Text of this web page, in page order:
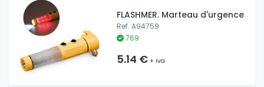
FLASHMER. Marteau d'urgence
Ref. A94759
769
5.14 €+ iva